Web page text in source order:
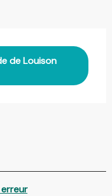
de Louison